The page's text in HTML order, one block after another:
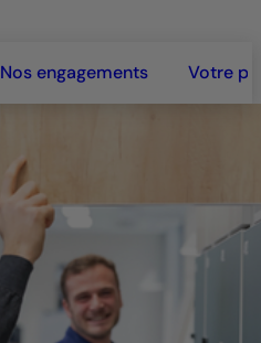
Nos engagements Votre